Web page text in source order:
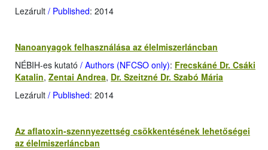
Lezárult / Published: 2014
Nanoanyagok felhasználása az élelmiszerláncban
NÉBIH-es kutató / Authors (NFCSO only): Frecskáné Dr. Csáki
Katalin, Zentai Andrea, Dr. Szeitzné Dr. Szabó Mária
Lezárult / Published: 2014
Az aflatoxin-szennyezettség csökkentésének lehetőségei
az élelmiszerláncban